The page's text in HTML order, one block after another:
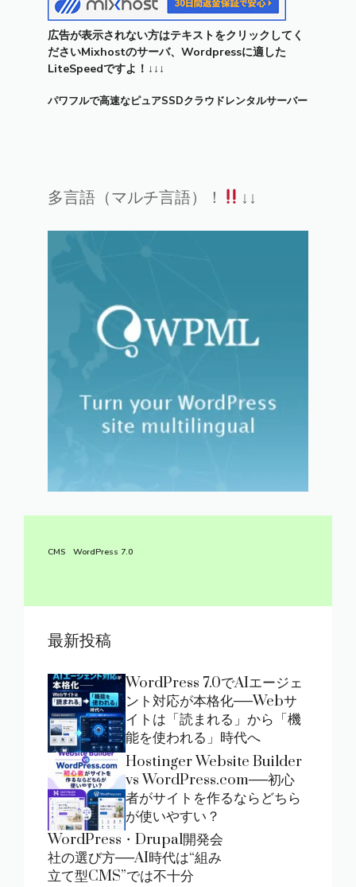
広告が表示されない方はテキストをクリックしてく
ださいMixhostのサーバ、Wordpressに適した
LiteSpeedですよ！↓↓↓
パワフルで高速なピュアSSDクラウドレンタルサーバー
多言語（マルチ言語）！ ↓↓
CMS WordPress 7.0
最新投稿
WordPress 7.0でAIエージェ
ント対応が本格化──Webサ
イトは「読まれる」から「機
能を使われる」時代へ
Hostinger Website Builder
vs WordPress.com──初心
者がサイトを作るならどちら
が使いやすい？
WordPress・Drupal開発会
社の選び方──AI時代は“組み
立て型CMS”では不十分